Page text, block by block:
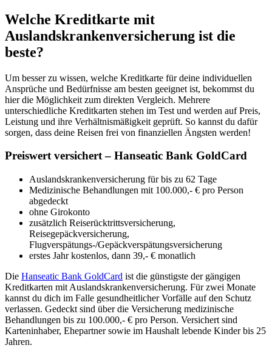
Welche Kreditkarte mit
Auslandskrankenversicherung ist die
beste?
Um besser zu wissen, welche Kreditkarte für deine individuellen
Ansprüche und Bedürfnisse am besten geeignet ist, bekommst du
hier die Möglichkeit zum direkten Vergleich. Mehrere
unterschiedliche Kreditkarten stehen im Test und werden auf Preis,
Leistung und ihre Verhältnismäßigkeit geprüft. So kannst du dafür
sorgen, dass deine Reisen frei von finanziellen Ängsten werden!
Preiswert versichert – Hanseatic Bank GoldCard
Auslandskrankenversicherung für bis zu 62 Tage
Medizinische Behandlungen mit 100.000,- € pro Person
abgedeckt
ohne Girokonto
zusätzlich Reiserücktrittsversicherung,
Reisegepäckversicherung,
Flugverspätungs-/Gepäckverspätungsversicherung
erstes Jahr kostenlos, dann 39,- € monatlich
Die Hanseatic Bank GoldCard ist die günstigste der gängigen
Kreditkarten mit Auslandskrankenversicherung. Für zwei Monate
kannst du dich im Falle gesundheitlicher Vorfälle auf den Schutz
verlassen. Gedeckt sind über die Versicherung medizinische
Behandlungen bis zu 100.000,- € pro Person. Versichert sind
Karteninhaber, Ehepartner sowie im Haushalt lebende Kinder bis 25
Jahren.